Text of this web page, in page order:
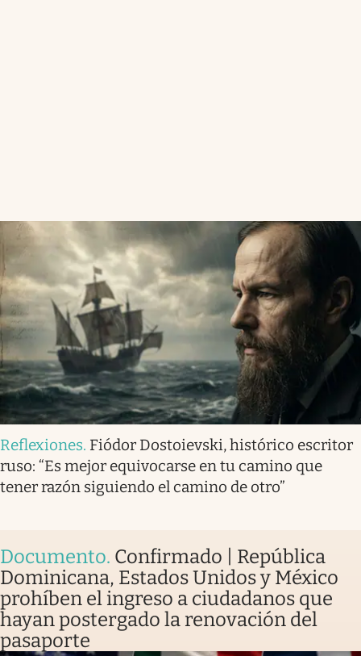
Reflexiones. Fiódor Dostoievski, histórico escritor
ruso: “Es mejor equivocarse en tu camino que
tener razón siguiendo el camino de otro”
Documento. Confirmado | República
Dominicana, Estados Unidos y México
prohíben el ingreso a ciudadanos que
hayan postergado la renovación del
pasaporte